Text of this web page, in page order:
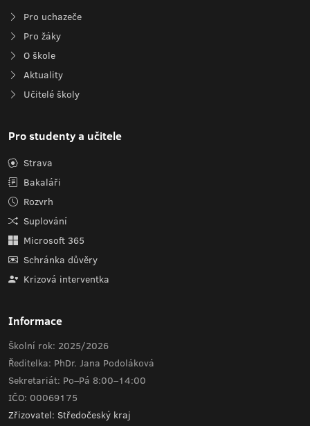
Pro uchazeče
Pro žáky
O škole
Aktuality
Učitelé školy
Pro studenty a učitele
Strava
Bakaláři
Rozvrh
Suplování
Microsoft 365
Schránka důvěry
Krizová interventka
Informace
Školní rok: 2025/2026
Ředitelka: PhDr. Jana Podoláková
Sekretariát: Po–Pá 8:00–14:00
IČO: 00069175
Zřizovatel: Středočeský kraj